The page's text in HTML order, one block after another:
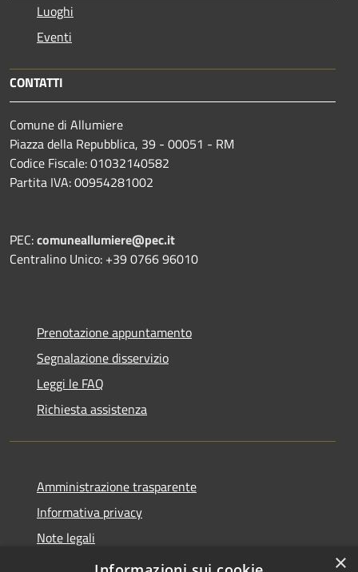
Luoghi
Eventi
CONTATTI
Comune di Allumiere
Piazza della Repubblica, 39 - 00051 - RM
Codice Fiscale: 01032140582
Partita IVA: 00954281002
PEC:comuneallumiere@pec.it
Centralino Unico: +39 0766 96010
Prenotazione appuntamento
Segnalazione disservizio
Leggi le FAQ
Richiesta assistenza
Amministrazione trasparente
Informativa privacy
Note legali
Dichiarazione di accessibilità
×